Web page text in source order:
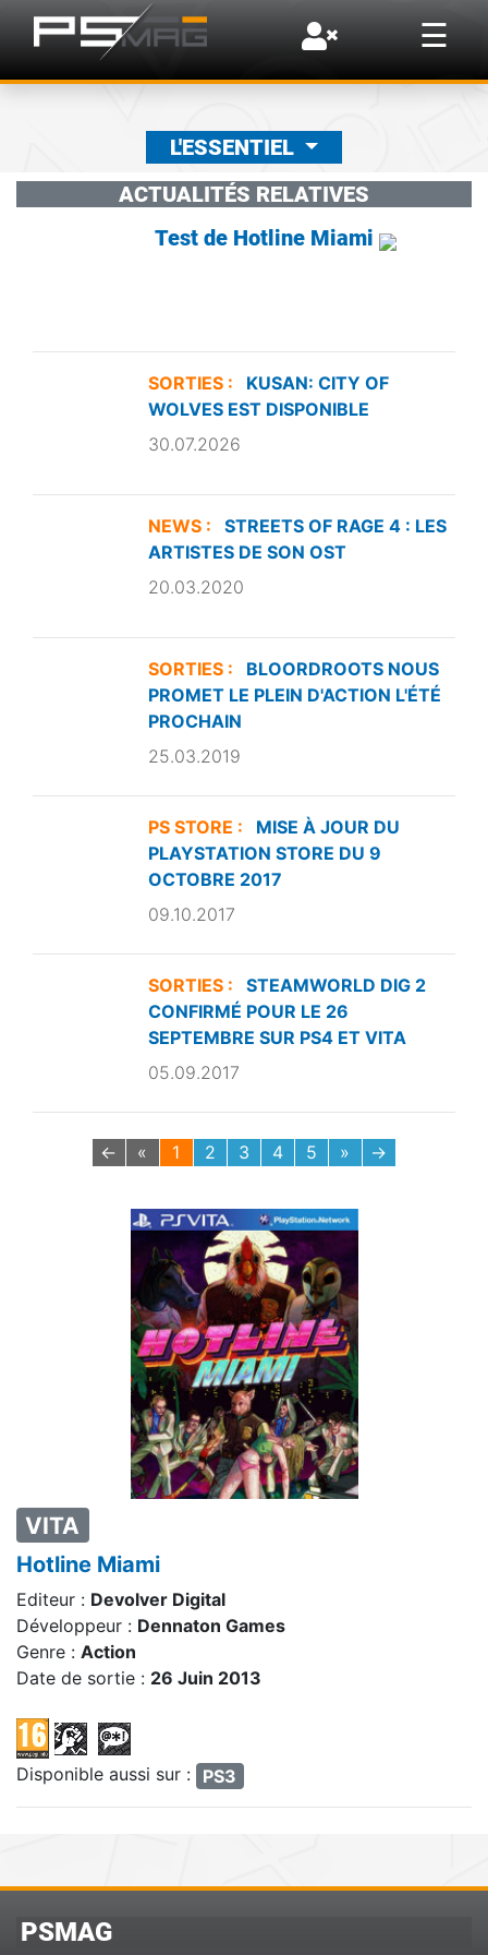
☰
×
L'ESSENTIEL
VITA
Hotline Miami
Editeur : Devolver Digital
Développeur : Dennaton Games
Genre : Action
Date de sortie : 26 Juin 2013
Disponible aussi sur : PS3
ACTUALITÉS RELATIVES
Test de Hotline Miami
SORTIES :
KUSAN: CITY OF
WOLVES EST DISPONIBLE
30.07.2026
NEWS :
STREETS OF RAGE 4 : LES
ARTISTES DE SON OST
20.03.2020
SORTIES :
BLOORDROOTS NOUS
PROMET LE PLEIN D'ACTION L'ÉTÉ
PROCHAIN
25.03.2019
PS STORE :
MISE À JOUR DU
PLAYSTATION STORE DU 9
OCTOBRE 2017
09.10.2017
SORTIES :
STEAMWORLD DIG 2
CONFIRMÉ POUR LE 26
SEPTEMBRE SUR PS4 ET VITA
05.09.2017
← « 1 2 3 4 5 » →
PSMAG